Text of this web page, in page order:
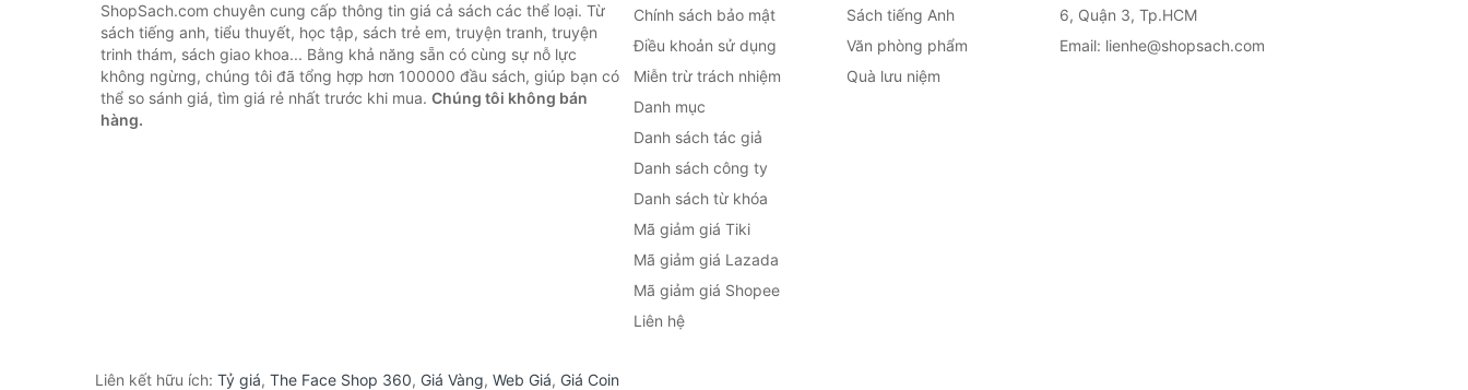
ShopSach.com chuyên cung cấp thông tin giá cả sách các thể loại. Từ
sách tiếng anh, tiểu thuyết, học tập, sách trẻ em, truyện tranh, truyện
trinh thám, sách giao khoa... Bằng khả năng sẵn có cùng sự nỗ lực
không ngừng, chúng tôi đã tổng hợp hơn 100000 đầu sách, giúp bạn có
thể so sánh giá, tìm giá rẻ nhất trước khi mua. Chúng tôi không bán
hàng.
Chính sách bảo mật
Điều khoản sử dụng
Miễn trừ trách nhiệm
Danh mục
Danh sách tác giả
Danh sách công ty
Danh sách từ khóa
Mã giảm giá Tiki
Mã giảm giá Lazada
Mã giảm giá Shopee
Liên hệ
Sách tiếng Anh
Văn phòng phẩm
Quà lưu niệm
6, Quận 3, Tp.HCM
Email: lienhe@shopsach.com
Liên kết hữu ích: Tỷ giá, The Face Shop 360, Giá Vàng, Web Giá, Giá Coin